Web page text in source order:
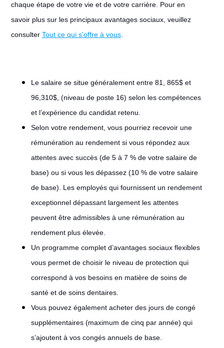
chaque étape de votre vie et de votre carrière. Pour en
savoir plus sur les principaux avantages sociaux, veuillez
consulter Tout ce qui s'offre à vous.
Le salaire se situe généralement entre 81, 865$ et
96,310$, (niveau de poste 16) selon les compétences
et l’expérience du candidat retenu.
Selon votre rendement, vous pourriez recevoir une
rémunération au rendement si vous répondez aux
attentes avec succès (de 5 à 7 % de votre salaire de
base) ou si vous les dépassez (10 % de votre salaire
de base). Les employés qui fournissent un rendement
exceptionnel dépassant largement les attentes
peuvent être admissibles à une rémunération au
rendement plus élevée.
Un programme complet d’avantages sociaux flexibles
vous permet de choisir le niveau de protection qui
correspond à vos besoins en matière de soins de
santé et de soins dentaires.
Vous pouvez également acheter des jours de congé
supplémentaires (maximum de cinq par année) qui
s’ajoutent à vos congés annuels de base.